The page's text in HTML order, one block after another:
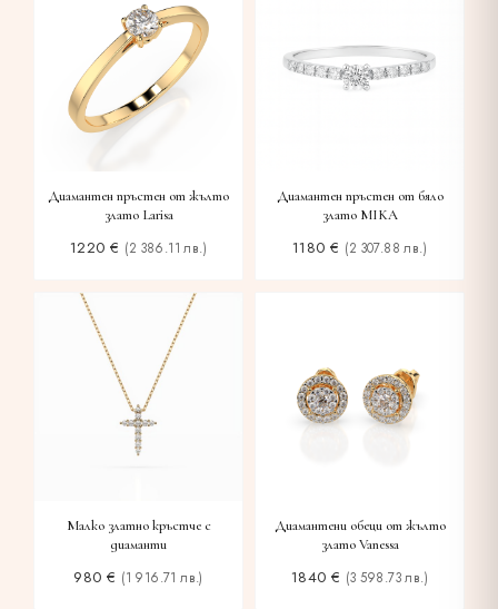
Диамантен пръстен от жълто
злато Larisa
1220 € (2 386.11 лв.)
Диамантен пръстен от бяло
злато MIKA
1180 € (2 307.88 лв.)
Малко златно кръстче с
диаманти
980 € (1 916.71 лв.)
Диамантени обеци от жълто
злато Vanessa
1840 € (3 598.73 лв.)